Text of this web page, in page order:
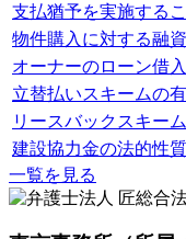
支払猶予を実施する
物件購入に対する融
オーナーのローン借
立替払いスキームの
リースバックスキー
建設協力金の法的性質
一覧を見る